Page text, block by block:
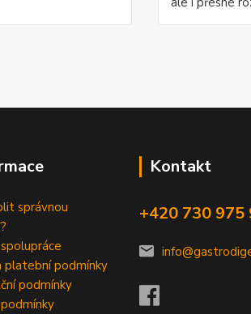
správnou
platební podmínky
podmínky
Kontakt
+420 730 975